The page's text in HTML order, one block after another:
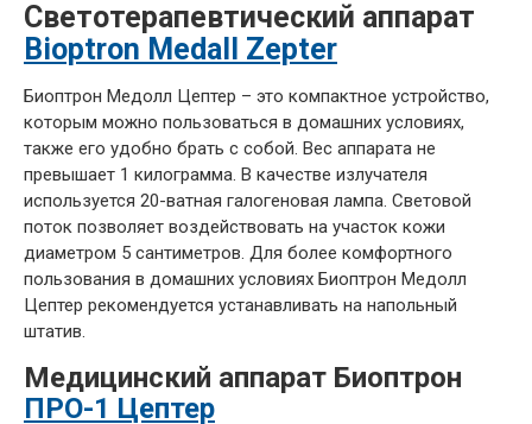
Светотерапевтический аппарат
Bioptron Medall Zepter
Биоптрон Медолл Цептер – это компактное устройство,
которым можно пользоваться в домашних условиях,
также его удобно брать с собой. Вес аппарата не
превышает 1 килограмма. В качестве излучателя
используется 20-ватная галогеновая лампа. Световой
поток позволяет воздействовать на участок кожи
диаметром 5 сантиметров. Для более комфортного
пользования в домашних условиях Биоптрон Медолл
Цептер рекомендуется устанавливать на напольный
штатив.
Медицинский аппарат Биоптрон
ПРО-1 Цептер